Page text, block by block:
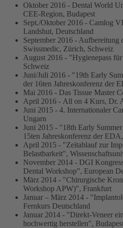
Oktober 2016 - Dental World
CEE-Region, Budapest
Sept./Oktober 2016 - Camlog
Landshut, Deutschland
September 2016 - Aufbereitung
Swissmedic, Zürich, Schweiz
August 2016 - "Hygienepass
Schweiz
Juni/Juli 2016 - "19th Early
der 16ten Jahreskonferenz der
Mai 2016 - Das Tissue Master
April 2016 - All on 4 Kurs, Dr.
Juni 2015 - 4. Internationaler
Ungarn
Juni 2015 - "18th Early
15ten Jahreskonferenz der
April 2015 - "Zeitablauf zur
Belastbarkeit",
November 2014 - DGI
Dental Workshop”, European
März 2014 - "Chirurgische
Workshop APW)", Frankfurt
Januar – März 2014 -
Fernkurs Deutschland
Januar 2014 - "Direkt-Veneer
hochwertig herstellen",